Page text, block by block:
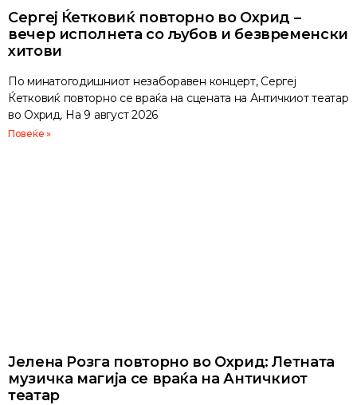
Сергеј Ќетковиќ повторно во Охрид –
вечер исполнета со љубов и безвременски
хитови
По минатогодишниот незаборавен концерт, Сергеј
Ќетковиќ повторно се враќа на сцената на Античкиот театар
во Охрид. На 9 август 2026
Повеќе »
Јелена Розга повторно во Охрид: Летната
музичка магија се враќа на Античкиот
театар